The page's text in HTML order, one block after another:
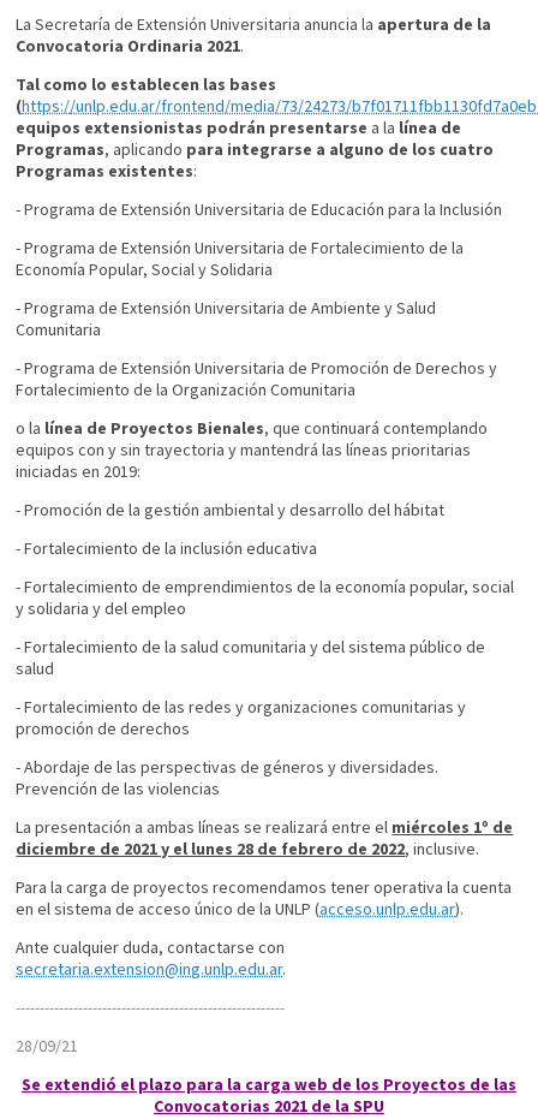
La Secretaría de Extensión Universitaria anuncia la apertura de la
Convocatoria Ordinaria 2021.
Tal como lo establecen las bases
(https://unlp.edu.ar/frontend/media/73/24273/
equipos extensionistas podrán presentarse a la línea de
Programas, aplicando para integrarse a alguno de los cuatro
Programas existentes:
- Programa de Extensión Universitaria de Educación para la Inclusión
- Programa de Extensión Universitaria de Fortalecimiento de la
Economía Popular, Social y Solidaria
- Programa de Extensión Universitaria de Ambiente y Salud
Comunitaria
- Programa de Extensión Universitaria de Promoción de Derechos y
Fortalecimiento de la Organización Comunitaria
o la línea de Proyectos Bienales, que continuará contemplando
equipos con y sin trayectoria y mantendrá las líneas prioritarias
iniciadas en 2019:
- Promoción de la gestión ambiental y desarrollo del hábitat
- Fortalecimiento de la inclusión educativa
- Fortalecimiento de emprendimientos de la economía popular, social
y solidaria y del empleo
- Fortalecimiento de la salud comunitaria y del sistema público de
salud
- Fortalecimiento de las redes y organizaciones comunitarias y
promoción de derechos
- Abordaje de las perspectivas de géneros y diversidades.
Prevención de las violencias
La presentación a ambas líneas se realizará entre el miércoles 1º de
diciembre de 2021 y el lunes 28 de febrero de 2022, inclusive.
Para la carga de proyectos recomendamos tener operativa la cuenta
en el sistema de acceso único de la UNLP (acceso.unlp.edu.ar).
Ante cualquier duda, contactarse con
secretaria.extension@ing.unlp.edu.ar.
--------------------------------------------------------
28/09/21
Se extendió el plazo para la carga web de los Proyectos de las
Convocatorias 2021 de la SPU